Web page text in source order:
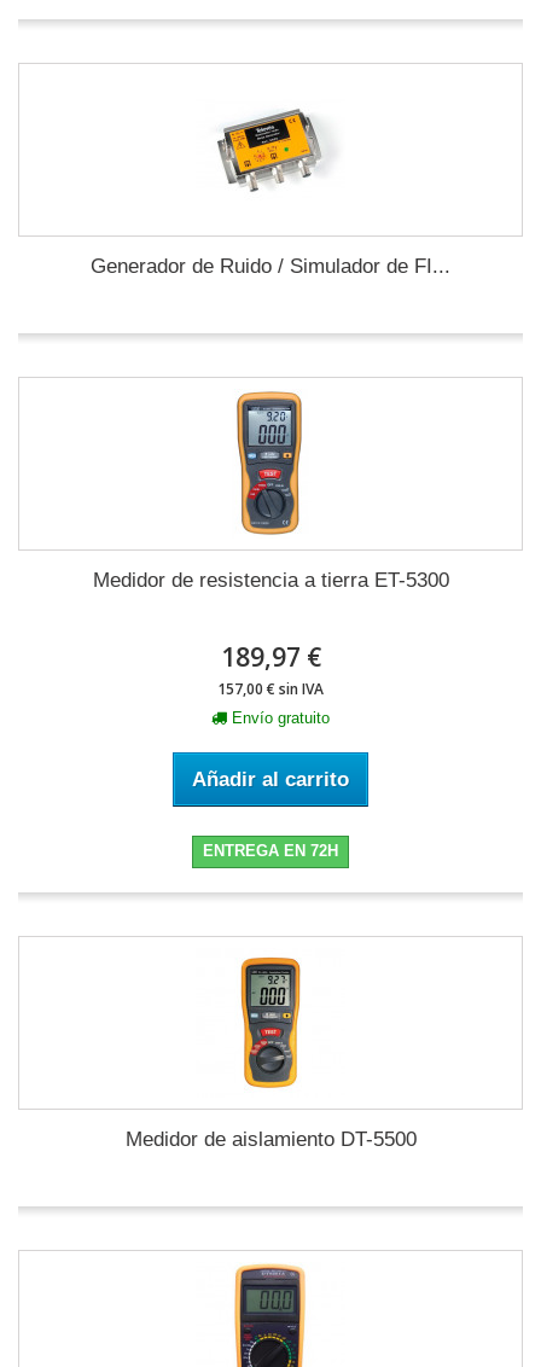
Generador de Ruido / Simulador de FI...
Medidor de resistencia a tierra ET-5300
189,97 €
157,00 € sin IVA
Envío gratuito
Añadir al carrito
ENTREGA EN 72H
Medidor de aislamiento DT-5500